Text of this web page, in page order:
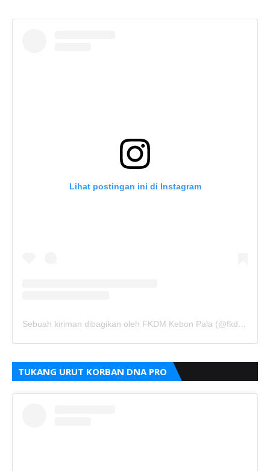
Lihat postingan ini di Instagram
Sebuah kiriman dibagikan oleh FKDM Kebon Pala (@fkdm_kebonpala)
TUKANG URUT KORBAN DNA PRO